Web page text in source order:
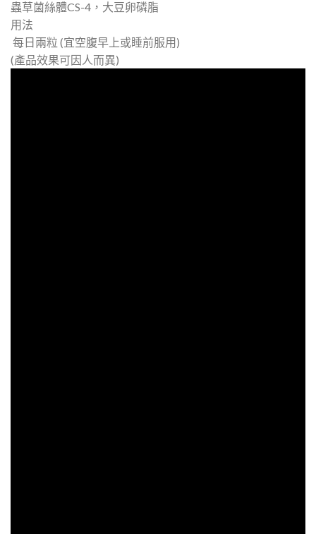
蟲草菌絲體CS-4，大豆卵磷脂
用法
每日兩粒 (宜空腹早上或睡前服用)
(產品效果可因人而異)